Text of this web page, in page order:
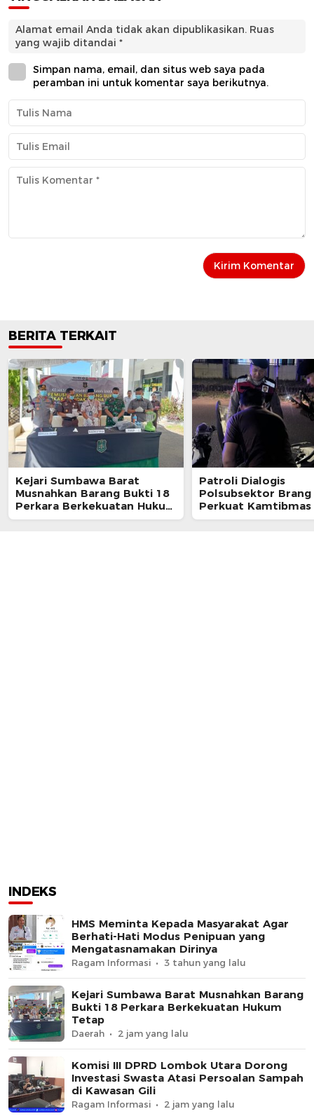
Alamat email Anda tidak akan dipublikasikan. Ruas
yang wajib ditandai *
Simpan nama, email, dan situs web saya pada
peramban ini untuk komentar saya berikutnya.
BERITA TERKAIT
Kejari Sumbawa Barat
Musnahkan Barang Bukti 18
Perkara Berkekuatan Hukum
Tetap
Patroli Dialogis
Polsubsektor Brang
Perkuat Kamtibmas
Edukasi Masyarakat
INDEKS
HMS Meminta Kepada Masyarakat Agar
Berhati-Hati Modus Penipuan yang
Mengatasnamakan Dirinya
Ragam Informasi 3 tahun yang lalu
Kejari Sumbawa Barat Musnahkan Barang
Bukti 18 Perkara Berkekuatan Hukum
Tetap
Daerah 2 jam yang lalu
Komisi III DPRD Lombok Utara Dorong
Investasi Swasta Atasi Persoalan Sampah
di Kawasan Gili
Ragam Informasi 2 jam yang lalu